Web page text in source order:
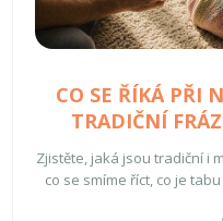
CO SE ŘÍKÁ PŘI
TRADIČNÍ
Zjistěte, jaká jsou tradiční i
co se smíme říct, co je